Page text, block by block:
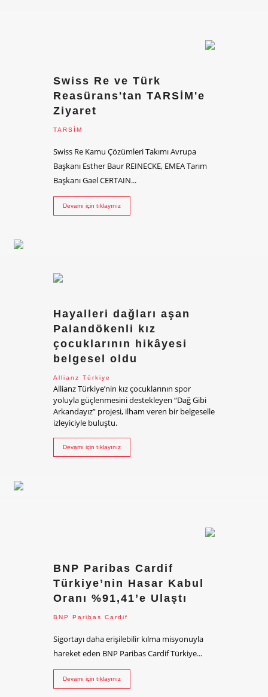
Swiss Re ve Türk
Reasürans'tan TARSİM'e
Ziyaret
TARSİM
Swiss Re Kamu Çözümleri Takımı Avrupa
Başkanı Esther Baur REINECKE, EMEA Tarım
Başkanı Gael CERTAIN...
Devamı için tıklayınız
Hayalleri dağları aşan
Palandökenli kız
çocuklarının hikâyesi
belgesel oldu
Allianz Türkiye
Allianz Türkiye’nin kız çocuklarının spor
yoluyla güçlenmesini destekleyen “Dağ Gibi
Arkandayız” projesi, ilham veren bir belgeselle
izleyiciyle buluştu.
Devamı için tıklayınız
BNP Paribas Cardif
Türkiye’nin Hasar Kabul
Oranı %91,41’e Ulaştı
BNP Paribas Cardif
Sigortayı daha erişilebilir kılma misyonuyla
hareket eden BNP Paribas Cardif Türkiye...
Devamı için tıklayınız